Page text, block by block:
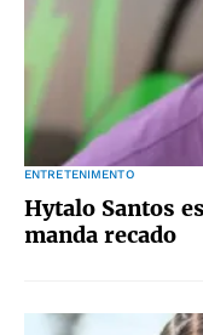
ENTRETENIMENTO
Hytalo Santos
manda recado